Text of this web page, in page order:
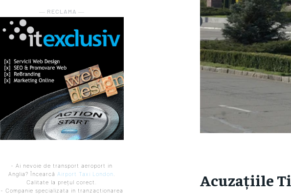
― RECLAMA ―
- Ai nevoie de transport aeroport in
Anglia? Încearcă Airport Taxi London.
Calitate la prețul corect.
- Companie specializata in tranzactionarea
Acuzațiile